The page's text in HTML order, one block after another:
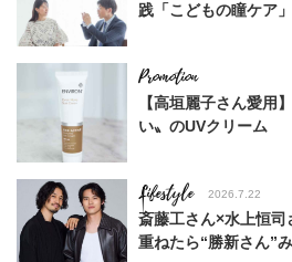
践「こどもの瞳ケア」
【高垣麗子さん愛用
い〟のUVクリーム
Lifestyle 2026.7.22
斎藤工さん×水上恒
重ねたら“勝新さん”